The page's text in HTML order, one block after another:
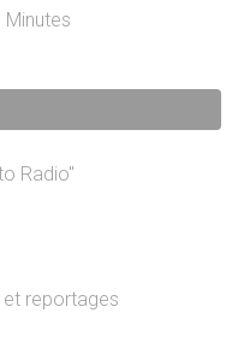
Minutes
Radio"
reportages